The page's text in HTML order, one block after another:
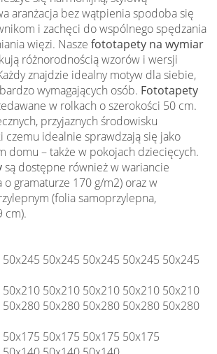
aranżacja bez wątpienia spodoba się
i zachęci do wspólnego spędzania
więzi. Nasze fototapety na wymiar
różnorodnością wzorów i wersji
znajdzie idealny motyw dla siebie,
wymagających osób. Fototapety
w rolkach o szerokości 50 cm.
przyjaznych środowisku
czemu idealnie sprawdzają się jako
domu – także w pokojach dziecięcych.
są dostępne również w wariancie
o gramaturze 170 g/m2) oraz w
(folia samoprzylepna,
cm).
50x245 50x245 50x245 50x245
50x210 50x210 50x210 50x210 50x210
50x280 50x280 50x280 50x280 50x280
50x175 50x175 50x175